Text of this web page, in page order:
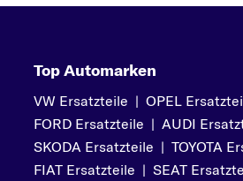
Top Automarken
VW Ersatzteile | OPEL
FORD Ersatzteile | AUDI
SKODA Ersatzteile | TOYOTA
FIAT Ersatzteile | SEAT